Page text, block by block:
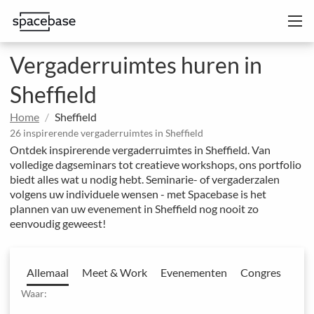
Vergaderruimtes huren in
Sheffield
Home Sheffield
26 inspirerende vergaderruimtes in Sheffield
Ontdek inspirerende vergaderruimtes in Sheffield. Van
volledige dagseminars tot creatieve workshops, ons portfolio
biedt alles wat u nodig hebt. Seminarie- of vergaderzalen
volgens uw individuele wensen - met Spacebase is het
plannen van uw evenement in Sheffield nog nooit zo
eenvoudig geweest!
Allemaal Meet & Work Evenementen Congres
Waar: